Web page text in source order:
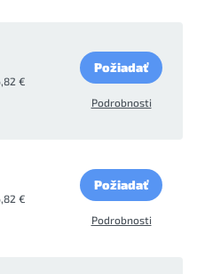
€
Požiadať
Podrobnosti
€
Požiadať
Podrobnosti